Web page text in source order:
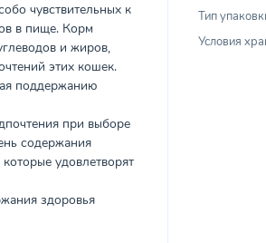
чувствительных к
в пище. Корм
и жиров,
этих кошек.
поддержанию
при выборе
содержания
удовлетворят
здоровья
Тип
Условия